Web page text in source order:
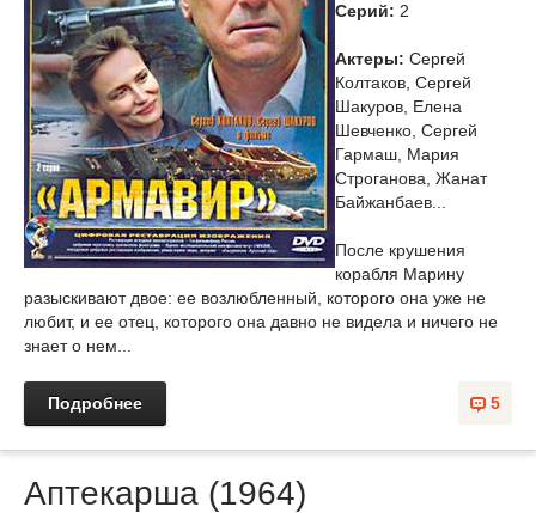
Cерий: 2
Актеры: Сергей
Колтаков, Сергей
Шакуров, Елена
Шевченко, Сергей
Гармаш, Мария
Строганова, Жанат
Байжанбаев...
После крушения
корабля Марину
разыскивают двое: ее возлюбленный, которого она уже не
любит, и ее отец, которого она давно не видела и ничего не
знает о нем...
5
Подробнее
Аптекарша (1964)